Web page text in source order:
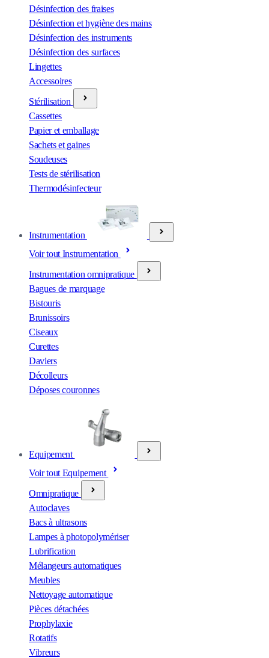
Désinfection des fraises
Désinfection et hygiène des mains
Désinfection des instruments
Désinfection des surfaces
Lingettes
Accessoires
Stérilisation
Cassettes
Papier et emballage
Sachets et gaines
Soudeuses
Tests de stérilisation
Thermodésinfecteur
Instrumentation
Voir tout Instrumentation
Instrumentation omnipratique
Bagues de marquage
Bistouris
Brunissoirs
Ciseaux
Curettes
Daviers
Décolleurs
Déposes couronnes
Equipement
Voir tout Equipement
Omnipratique
Autoclaves
Bacs à ultrasons
Lampes à photopolymériser
Lubrification
Mélangeurs automatiques
Meubles
Nettoyage automatique
Pièces détachées
Prophylaxie
Rotatifs
Vibreurs